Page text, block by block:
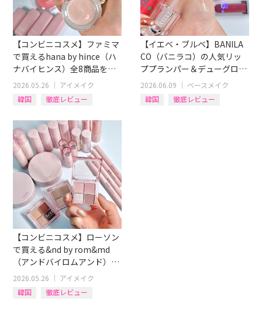
【コンビニコスメ】ファミマ
で買えるhana by hince（ハ
ナバイヒンス）全8商品をイ
エベ・ブルベ別レビュー
2026.05.26 ｜ アイメイク
韓国
徹底レビュー
【イエベ・ブルベ】BANILA
CO（バニラコ）の人気リッ
ププランパー＆デューグロウ
ティント12色全レビュー！
2026.06.09 ｜ ベースメイク
韓国
徹底レビュー
【コンビニコスメ】ローソン
で買える&nd by rom&md
（アンドバイロムアンド）全
15商品イエベ・ブルベ別にレ
ビュー！
2026.05.26 ｜ アイメイク
韓国
徹底レビュー